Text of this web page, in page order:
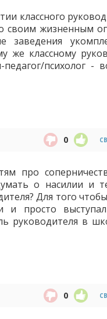
классного
своим жизненным
заведения
же классному
психолог -
0
про
о насилии и
Для того
и просто
руководителя в
0